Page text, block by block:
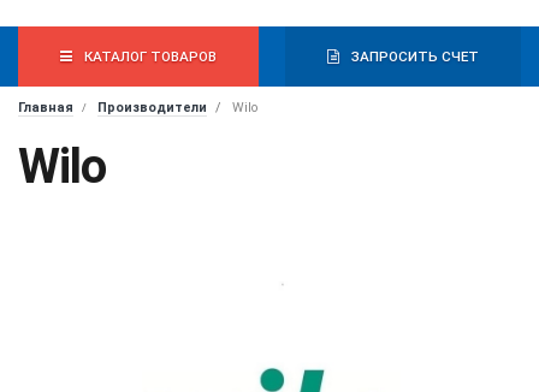
КАТАЛОГ ТОВАРОВ ЗАПРОСИТЬ СЧЕТ
Главная Производители Wilo
Wilo